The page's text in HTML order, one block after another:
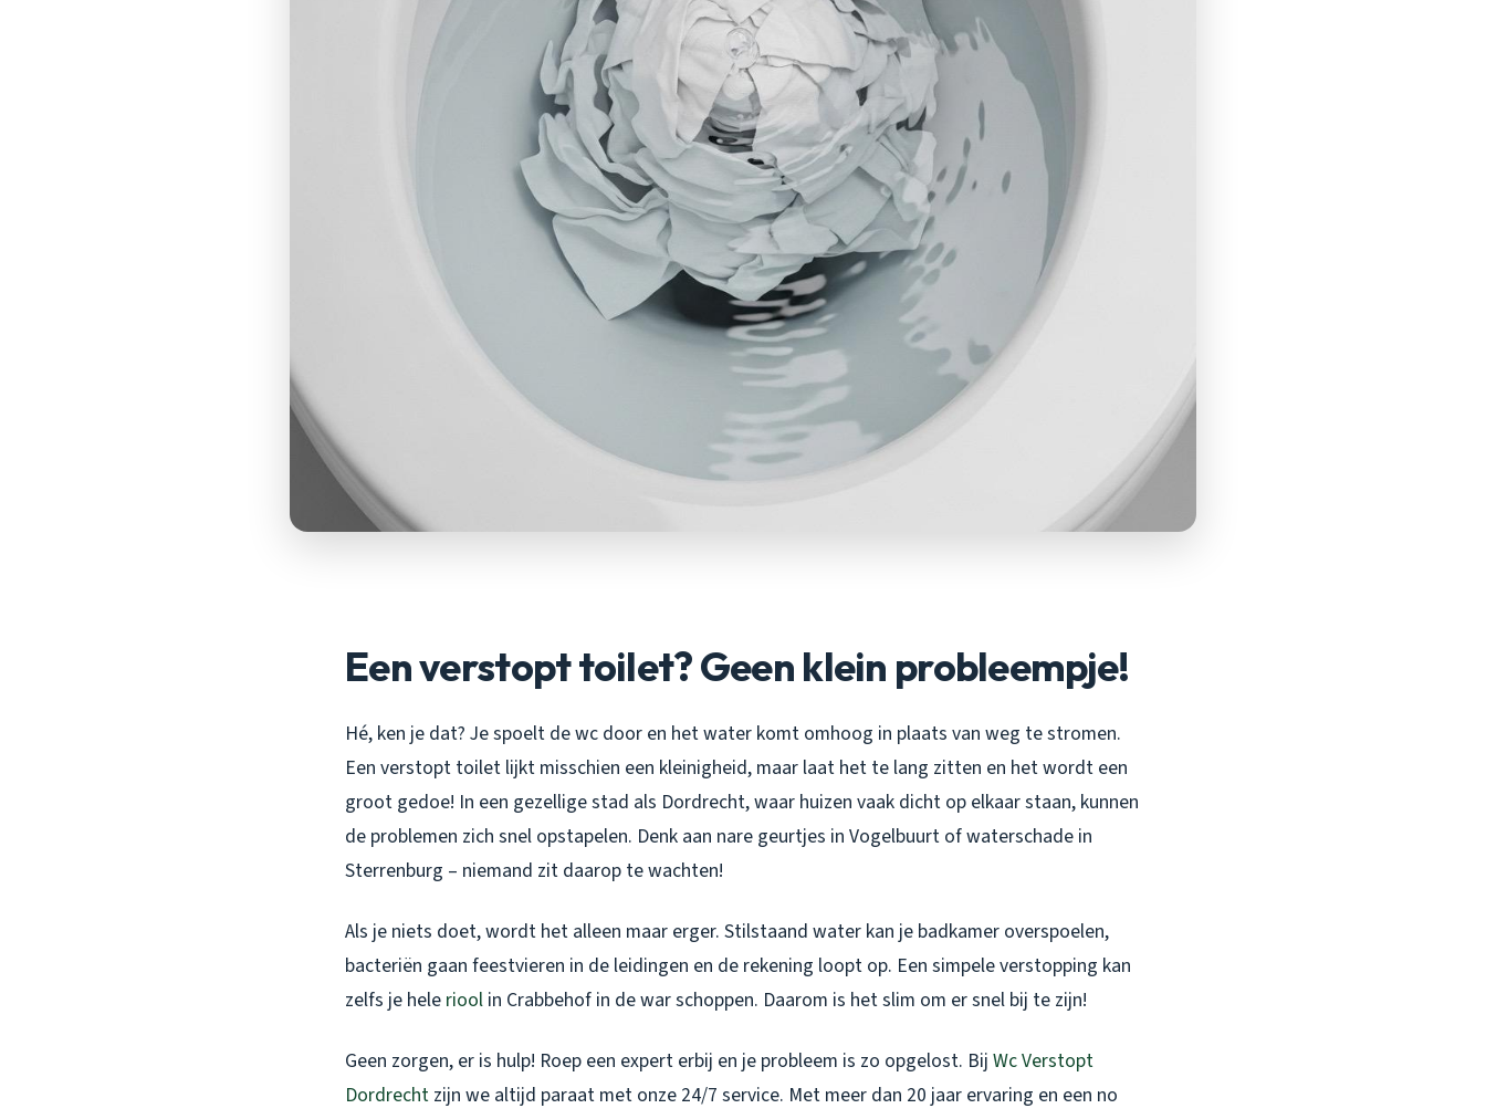
Een verstopt toilet? Geen klein probleempje!
Hé, ken je dat? Je spoelt de wc door en het water komt omhoog in plaats van weg te stromen.
Een verstopt toilet lijkt misschien een kleinigheid, maar laat het te lang zitten en het wordt een
groot gedoe! In een gezellige stad als Dordrecht, waar huizen vaak dicht op elkaar staan, kunnen
de problemen zich snel opstapelen. Denk aan nare geurtjes in Vogelbuurt of waterschade in
Sterrenburg – niemand zit daarop te wachten!
Als je niets doet, wordt het alleen maar erger. Stilstaand water kan je badkamer overspoelen,
bacteriën gaan feestvieren in de leidingen en de rekening loopt op. Een simpele verstopping kan
zelfs je hele riool in Crabbehof in de war schoppen. Daarom is het slim om er snel bij te zijn!
Geen zorgen, er is hulp! Roep een expert erbij en je probleem is zo opgelost. Bij Wc Verstopt
Dordrecht zijn we altijd paraat met onze 24/7 service. Met meer dan 20 jaar ervaring en een no